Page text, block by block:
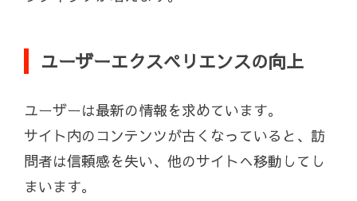
ユーザーエクスペリエンスの向上
ユーザーは最新の情報を求めています。
サイト内のコンテンツが古くなっていると、訪
問者は信頼感を失い、他のサイトへ移動してし
まいます。